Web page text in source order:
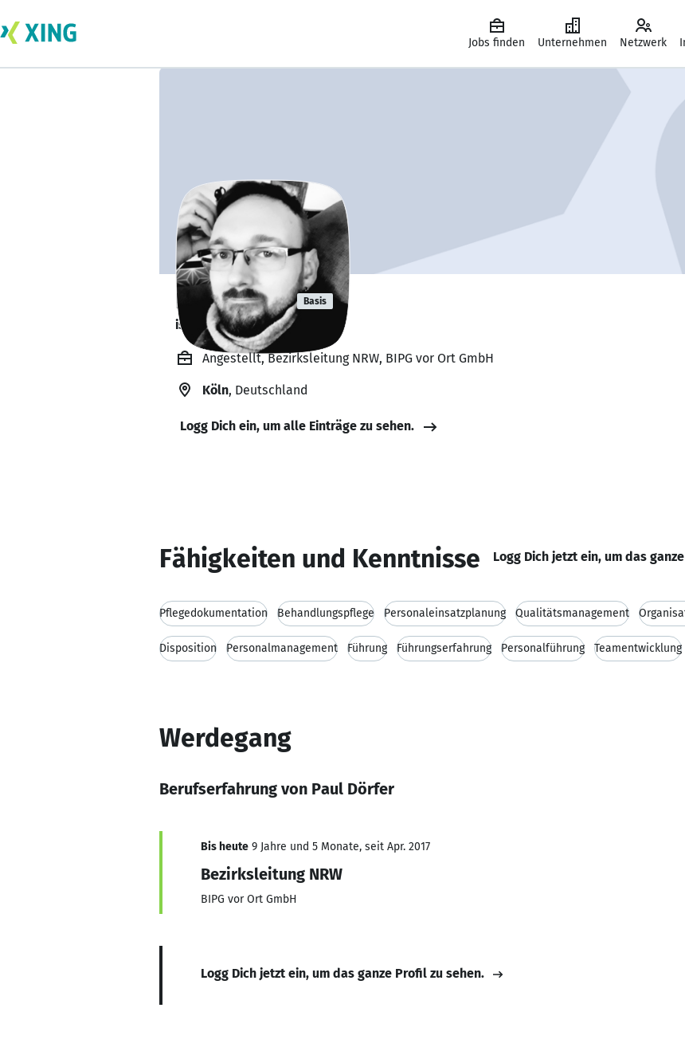
Jobs finden Unternehmen Netzwerk
Paul Dörfer Basis
ist offen für Projekte. 🔎
Angestellt, Bezirksleitung NRW, BIPG vor Ort GmbH
Köln, Deutschland
Logg Dich ein, um alle Einträge zu sehen.
Fähigkeiten und Kenntnisse Logg Dich jetzt ein, um das
Pflegedokumentation Behandlungspflege Personaleinsatzplanung Qualitätsmanagement
Disposition Personalmanagement Führung Führungserfahrung Personalführung Teamentwicklung
Werdegang
Berufserfahrung von Paul Dörfer
Bis heute 9 Jahre und 5 Monate, seit Apr. 2017
Bezirksleitung NRW
BIPG vor Ort GmbH
Logg Dich jetzt ein, um das ganze Profil zu sehen.